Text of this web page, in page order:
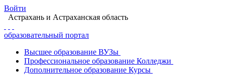
Войти
Астрахань и Астраханская область
образовательный портал
Высшее образование ВУЗы
Профессиональное образование Колледжи
Дополнительное образование Курсы